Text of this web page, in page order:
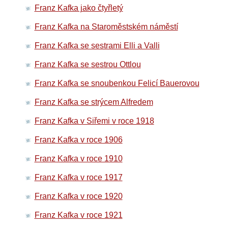
Franz Kafka jako čtyřletý
Franz Kafka na Staroměstském náměstí
Franz Kafka se sestrami Elli a Valli
Franz Kafka se sestrou Ottlou
Franz Kafka se snoubenkou Felicí Bauerovou
Franz Kafka se strýcem Alfredem
Franz Kafka v Siřemi v roce 1918
Franz Kafka v roce 1906
Franz Kafka v roce 1910
Franz Kafka v roce 1917
Franz Kafka v roce 1920
Franz Kafka v roce 1921